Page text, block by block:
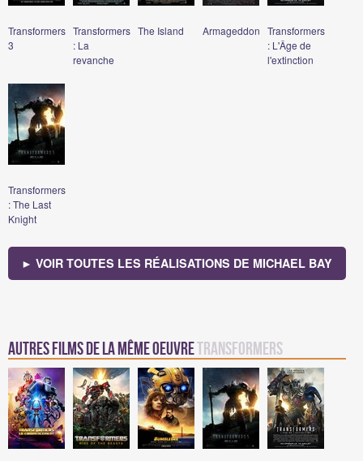
Transformers
3
Transformers
: La
revanche
The Island Armageddon Transformers
: L'Âge de
l'extinction
Transformers
: The Last
Knight
► VOIR TOUTES LES RÉALISATIONS DE MICHAEL BAY
Autres films de la même oeuvreTransformers